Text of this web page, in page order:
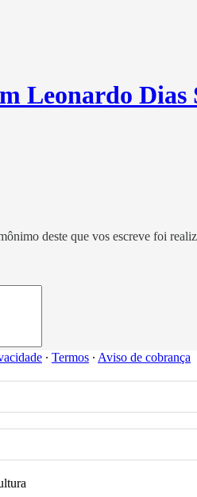
Leonardo
deste que vos escreve foi
∙ Termos ∙ Aviso de cobrança